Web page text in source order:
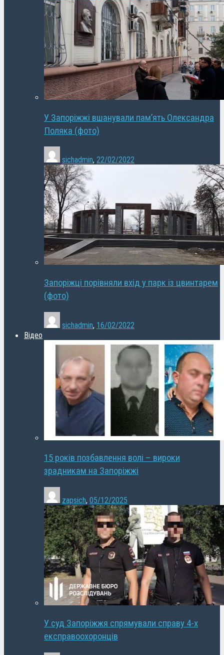
У Запоріжжі вшанували пам’ять Олександра
Поляка (фото)
sichadmin, 22/02/2022
Запоріжці порівняли вхід у парк із цвинтарем
(фото)
sichadmin, 16/02/2022
Відео
15 років позбавлення волі – вироки
зрадникам на Запоріжжі
zapsich, 05/12/2025
У суд Запоріжжя спрямували справу 4-х
експравоохоронців